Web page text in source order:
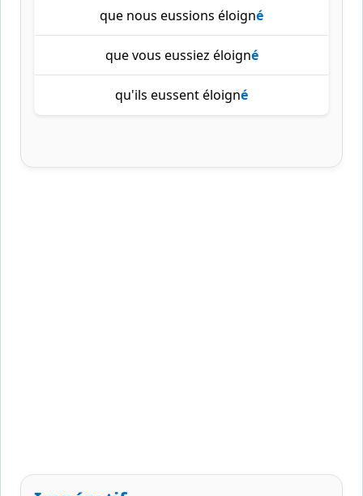
que nous eussions éloigné
que vous eussiez éloigné
qu'ils eussent éloigné